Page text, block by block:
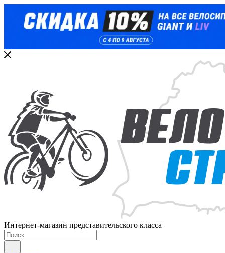
Интернет-магазин представительского класса